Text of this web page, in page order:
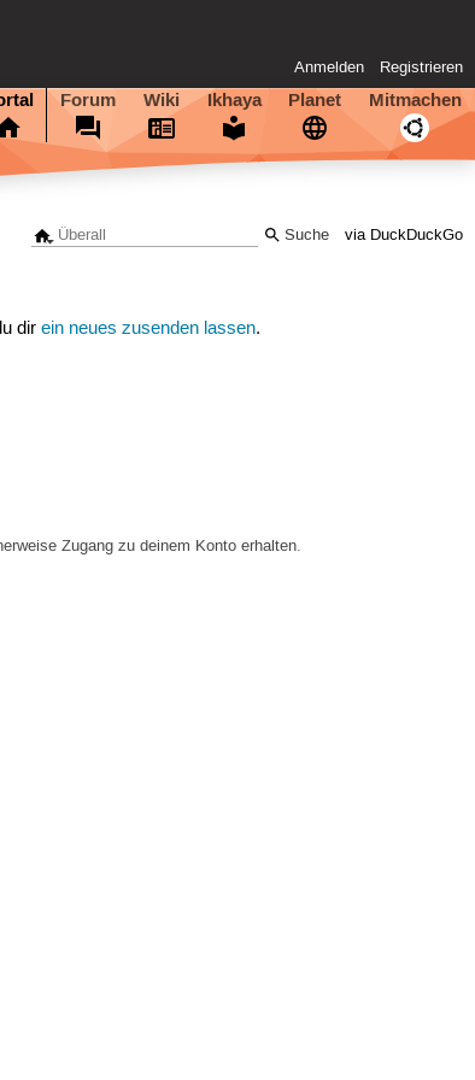
Anmelden Registrieren
Forum Wiki Ikhaya Planet Mitmachen
via DuckDuckGo
direin neues zusenden lassen.
Zugang zu deinem Konto erhalten.